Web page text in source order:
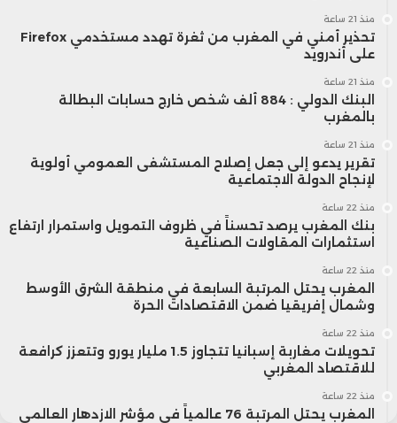
منذ 21 ساعة
تحذير أمني في المغرب من ثغرة تهدد مستخدمي Firefox
على أندرويد
منذ 21 ساعة
البنك الدولي : 884 ألف شخص خارج حسابات البطالة
بالمغرب
منذ 21 ساعة
تقرير يدعو إلى جعل إصلاح المستشفى العمومي أولوية
لإنجاح الدولة الاجتماعية
منذ 22 ساعة
بنك المغرب يرصد تحسناً في ظروف التمويل واستمرار ارتفاع
استثمارات المقاولات الصناعية
منذ 22 ساعة
المغرب يحتل المرتبة السابعة في منطقة الشرق الأوسط
وشمال إفريقيا ضمن الاقتصادات الحرة
منذ 22 ساعة
تحويلات مغاربة إسبانيا تتجاوز 1.5 مليار يورو وتتعزز كرافعة
للاقتصاد المغربي
منذ 22 ساعة
المغرب يحتل المرتبة 76 عالمياً في مؤشر الازدهار العالمي